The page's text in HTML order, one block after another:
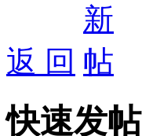
返 回
快速发帖